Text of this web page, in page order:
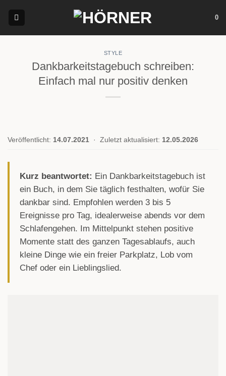
Inhalt
0
STYLE
Dankbarkeitstagebuch schreiben:
Einfach mal nur positiv denken
Veröffentlicht: 14.07.2021 · Zuletzt aktualisiert: 12.05.2026
Kurz beantwortet: Ein Dankbarkeitstagebuch ist
ein Buch, in dem Sie täglich festhalten, wofür Sie
dankbar sind. Empfohlen werden 3 bis 5
Ereignisse pro Tag, idealerweise abends vor dem
Schlafengehen. Im Mittelpunkt stehen positive
Momente statt des ganzen Tagesablaufs, auch
kleine Dinge wie ein freier Parkplatz, Lob vom
Chef oder ein Lieblingslied.